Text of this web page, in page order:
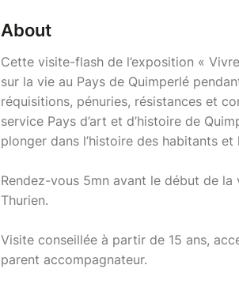
About
Cette visite-flash de l’exposition «
sur la vie au Pays de Quimperlé
réquisitions, pénuries, résistances et
service Pays d’art et d’histoire de
plonger dans l’histoire des habitants
Rendez-vous 5mn avant le début de
Thurien.
Visite conseillée à partir de 15 ans,
parent accompagnateur.